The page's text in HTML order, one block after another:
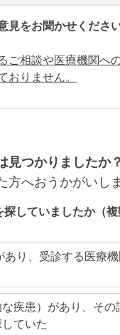
見をお聞かせください
ご相談や医療機関へ
りません。
見つかりましたか
方へおうかがいしま
していましたか（複
あり、受診する医療
疾患）があり、その
ていた